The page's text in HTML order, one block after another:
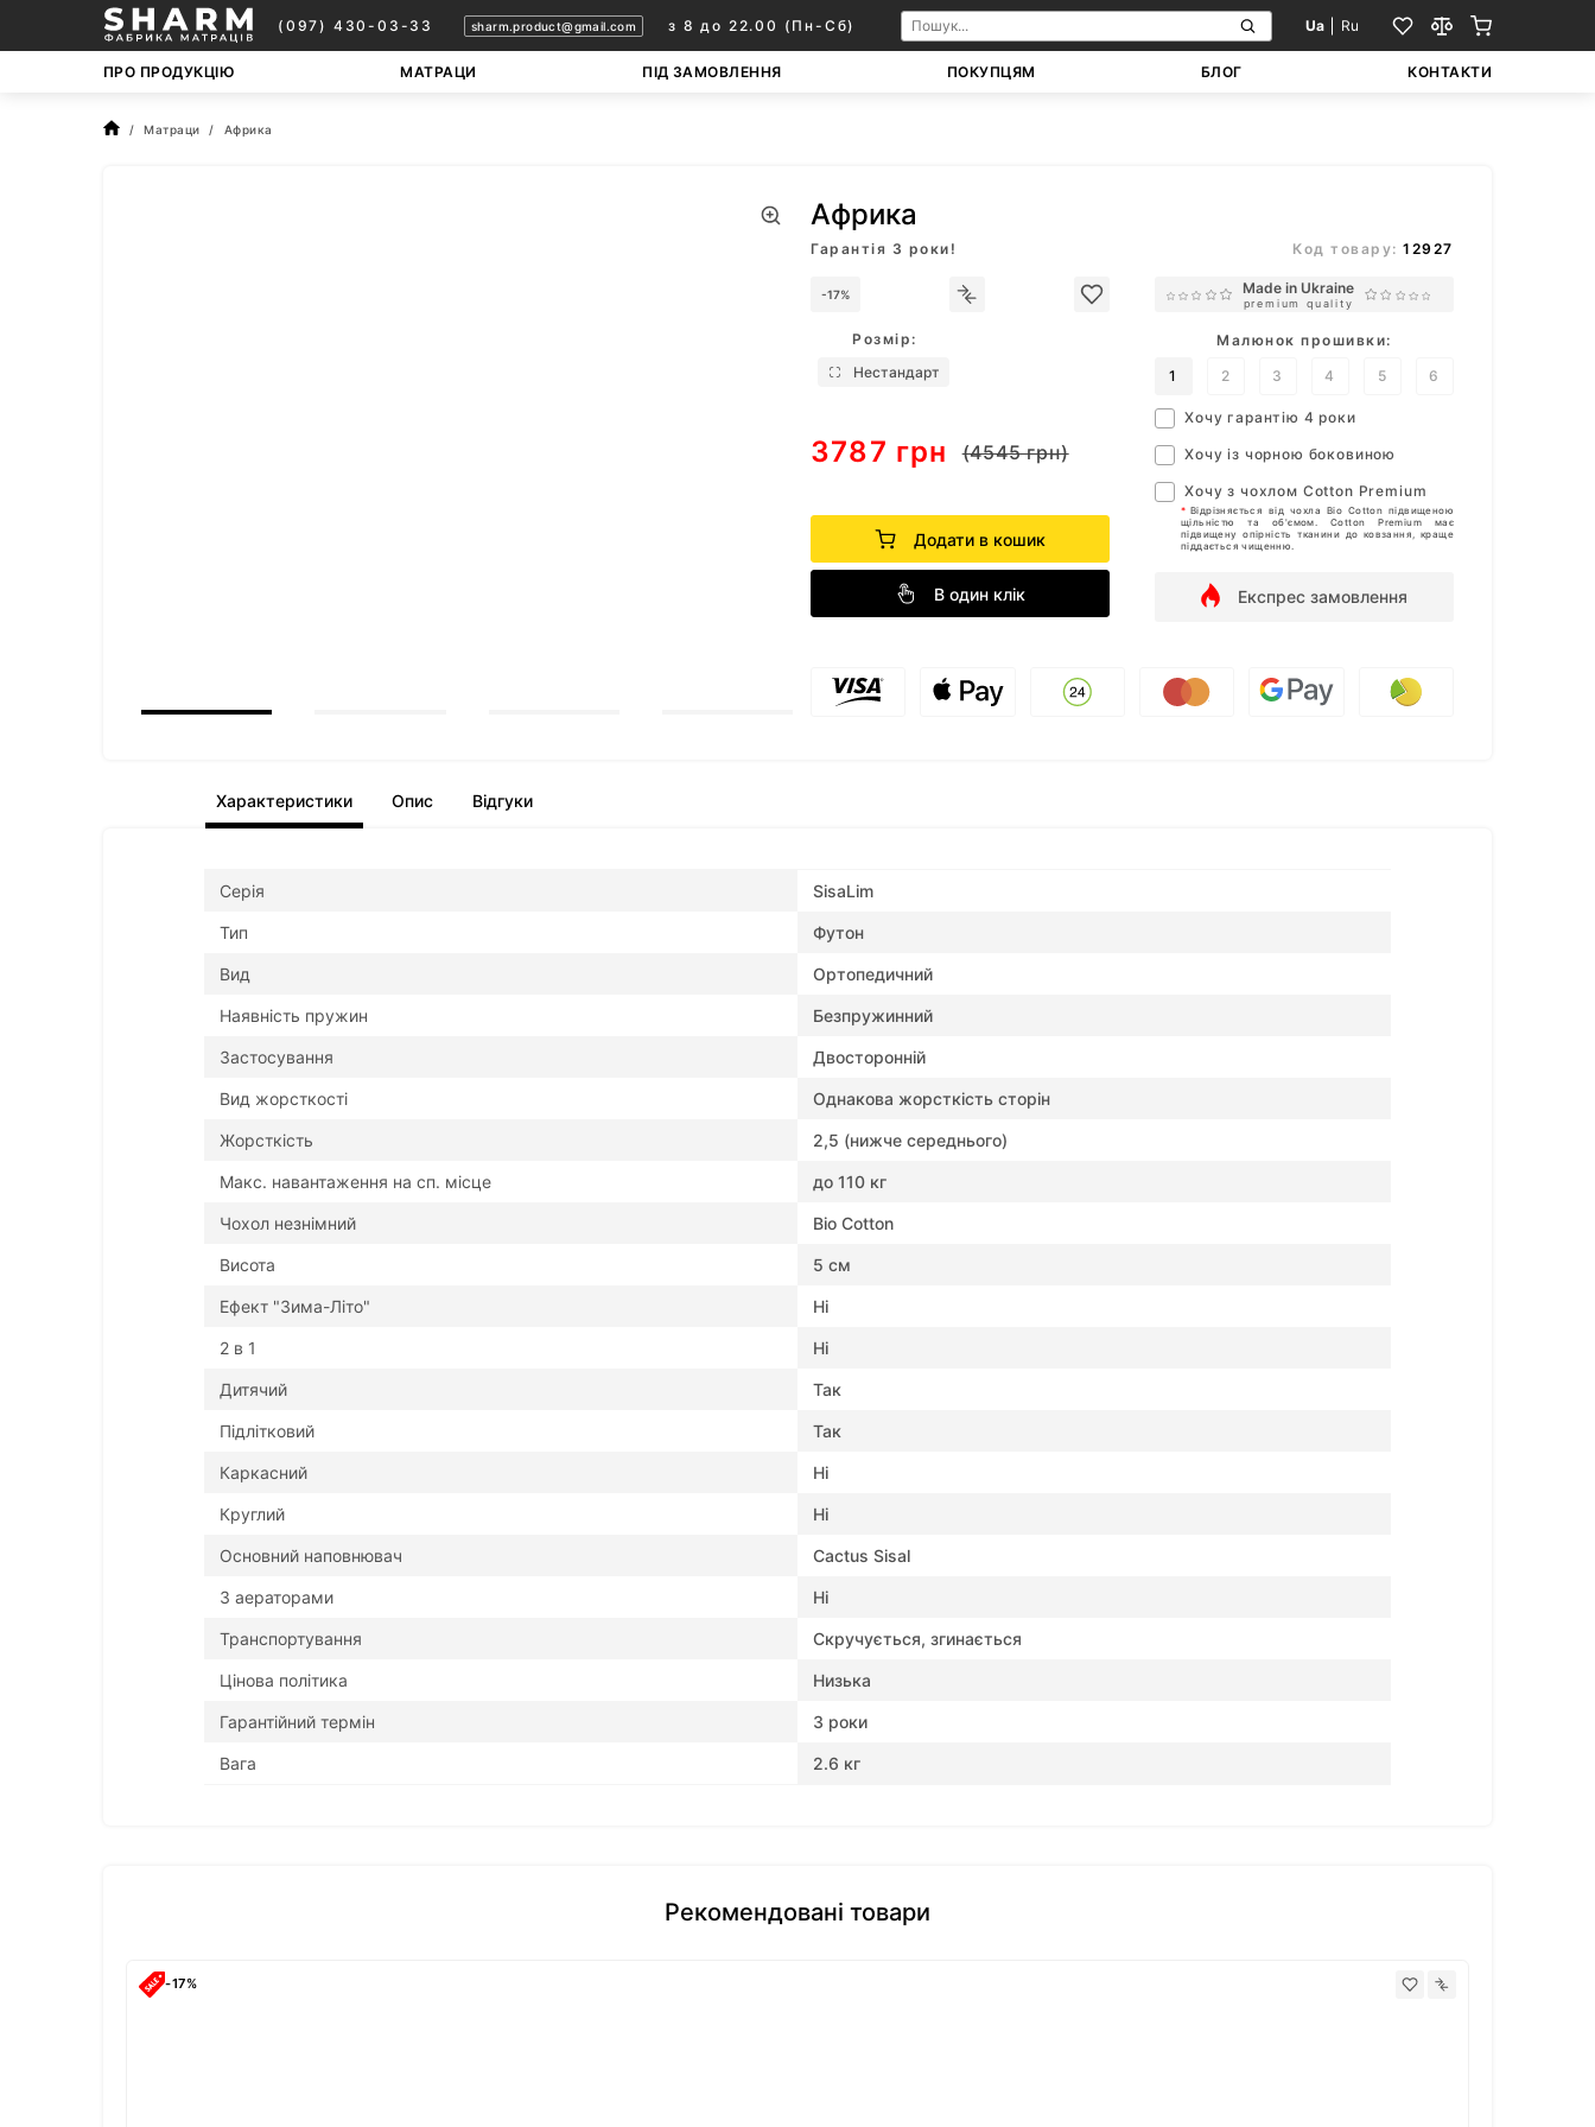
(097) 430-03-33 sharm.product@gmail.com з 8 до 22.00 (Пн-Сб) Ua Ru
ПРО ПРОДУКЦІЮ МАТРАЦИ ПІД ЗАМОВЛЕННЯ ПОКУПЦЯМ БЛОГ КОНТАКТИ
Матраци Африка
Африка
Гарантія 3 роки! Код товару:12927
-17%
Розмір:
Нестандарт
3787 грн (4545 грн)
Додати в кошик
В один клік
Made in Ukraine
premium quality
Малюнок прошивки:
1
2 3 4 5 6
Хочу гарантію 4 роки
Хочу із чорною боковиною
Хочу з чохлом Cotton Premium
* Відрізняється від чохла Bio Cotton підвищеною
щільністю та об'ємом. Cotton Premium має
підвищену опірність тканини до ковзання, краще
піддається чищенню.
Експрес замовлення
Характеристики Опис Відгуки
Серія SisaLim
Тип Футон
Вид Ортопедичний
Наявність пружин Безпружинний
Застосування Двосторонній
Вид жорсткості Однакова жорсткість сторін
Жорсткість 2,5 (нижче середнього)
Макс. навантаження на сп. місце до 110 кг
Чохол незнімний Bio Cotton
Висота 5 см
Ефект "Зима-Літо" Ні
2 в 1 Ні
Дитячий Так
Підлітковий Так
Каркасний Ні
Круглий Ні
Основний наповнювач Cactus Sisal
З аераторами Ні
Транспортування Скручується, згинається
Цінова політика Низька
Гарантійний термін 3 роки
Вага 2.6 кг
Рекомендовані товари
-17%